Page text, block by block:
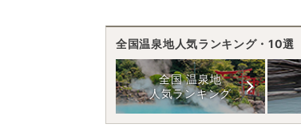
全国温泉地人気ランキング・10選
全国 温泉地
人気ランキング